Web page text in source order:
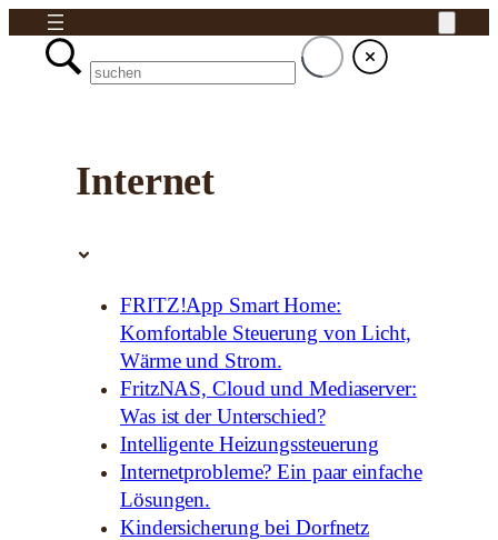
Internet
FRITZ!App Smart Home:
Komfortable Steuerung von Licht,
Wärme und Strom.
FritzNAS, Cloud und Mediaserver:
Was ist der Unterschied?
Intelligente Heizungssteuerung
Internetprobleme? Ein paar einfache
Lösungen.
Kindersicherung bei Dorfnetz